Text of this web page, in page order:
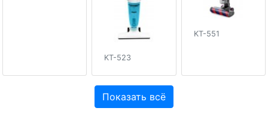
KT-523
KT-551
Показать всё